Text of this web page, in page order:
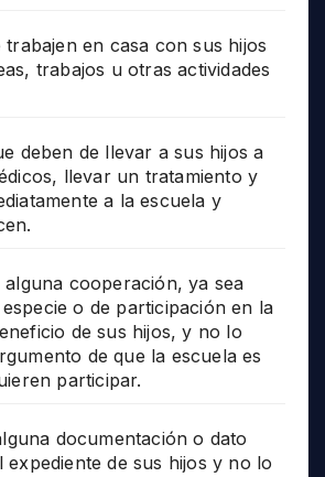
trabajen en casa con sus hijos
trabajos u otras actividades
deben de llevar a sus hijos a
llevar un tratamiento y
a la escuela y
alguna cooperación, ya sea
o de participación en la
de sus hijos, y no lo
de que la escuela es
participar.
documentación o dato
expediente de sus hijos y no lo